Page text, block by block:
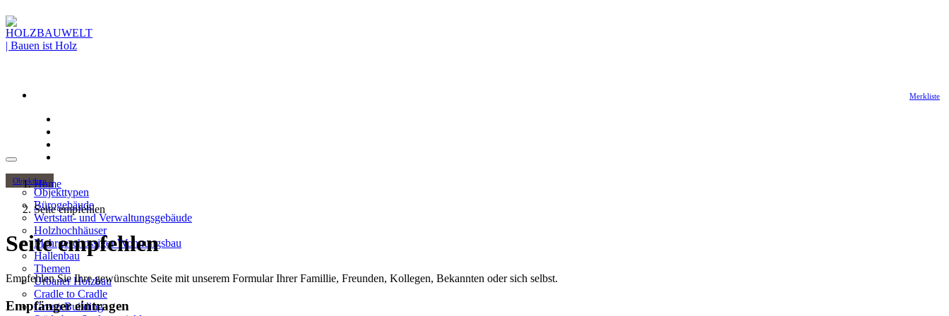
Merkliste
Objektbau
Objekttypen
Bürogebäude
Wertstatt- und Verwaltungsgebäude
Holzhochhäuser
Mehrgeschossiger Wohnungsbau
Hallenbau
Themen
Urbaner Holzbau
Cradle to Cradle
Green Building
Home
Seite empfehlen
Seite empfehlen
Empfehlen Sie Ihre gewünschte Seite mit unserem Formular Ihrer Famillie, Freunden, Kollegen, Bekannten oder sich selbst.
Empfänger eintragen